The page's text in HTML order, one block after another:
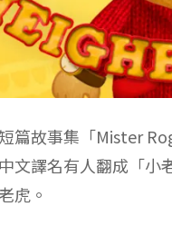
短篇故事集「Mister
文譯名有人翻成「
虎。